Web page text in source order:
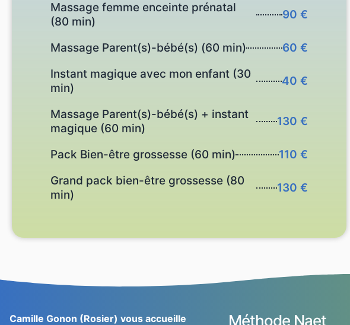
Massage femme enceinte prénatal
(80 min)
90 €
Massage Parent(s)-bébé(s) (60 min)
60 €
Instant magique avec mon enfant (30
min)
40 €
Massage Parent(s)-bébé(s) + instant
magique (60 min)
130 €
Pack Bien-être grossesse (60 min)
110 €
Grand pack bien-être grossesse (80
min)
130 €
Camille Gonon (Rosier) vous accueille Méthode Naet